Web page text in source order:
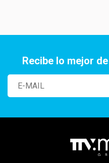
Recibe lo mejor